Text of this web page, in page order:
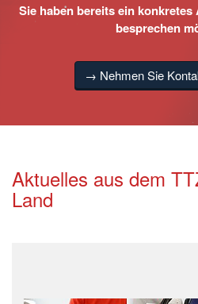
Sie haben bereits ein
besprechen
→ Nehmen Sie
Aktuelles aus dem
Land